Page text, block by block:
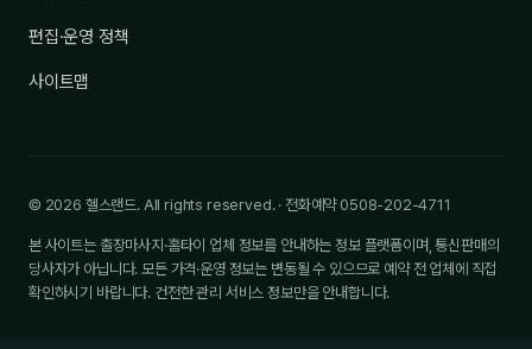
편집·운영 정책
사이트맵
© 2026 헬스랜드. All rights reserved. · 전화예약 0508-202-4711
본 사이트는 출장마사지·홈타이 업체 정보를 안내하는 정보 플랫폼이며, 통신판매의
당사자가 아닙니다. 모든 가격·운영 정보는 변동될 수 있으므로 예약 전 업체에 직접
확인하시기 바랍니다. 건전한 관리 서비스 정보만을 안내합니다.